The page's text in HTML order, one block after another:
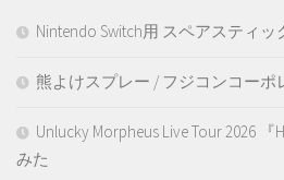
Nintendo Switch用 スペアスティッ
熊よけスプレー / フジコンコーポ
Unlucky Morpheus Live Tour 2026 『
みた